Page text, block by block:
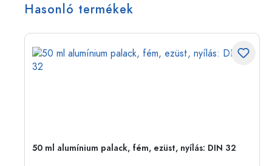
Hasonló termékek
50 ml alumínium palack, fém, ezüst, nyílás: DIN 32